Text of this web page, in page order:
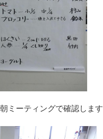
ミーティングで確認します